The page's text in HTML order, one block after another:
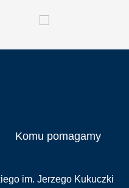
Komu pomagamy
im. Jerzego Kukuczki